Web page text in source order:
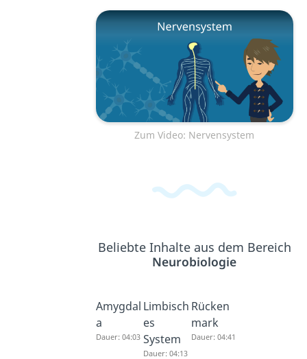
Zum Video: Nervensystem
Beliebte Inhalte aus dem Bereich
Neurobiologie
Amygdal
a
Dauer: 04:03
Limbisch
es
System
Dauer: 04:13
Rücken
mark
Dauer: 04:41